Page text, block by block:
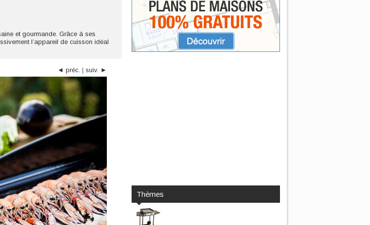
et gourmande. Grâce à ses
l’appareil de cuisson idéal
◄ préc. | suiv. ►
Thèmes